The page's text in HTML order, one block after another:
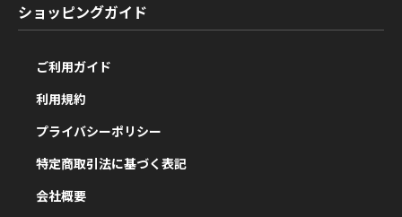
ショッピングガイド
ご利用ガイド
利用規約
プライバシーポリシー
特定商取引法に基づく表記
会社概要